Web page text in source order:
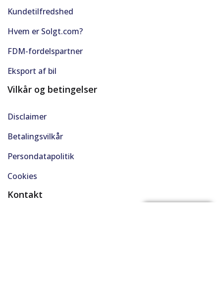
Kundetilfredshed
Hvem er Solgt.com?
FDM-fordelspartner
Eksport af bil
Vilkår og betingelser
Disclaimer
Betalingsvilkår
Persondatapolitik
Cookies
Kontakt